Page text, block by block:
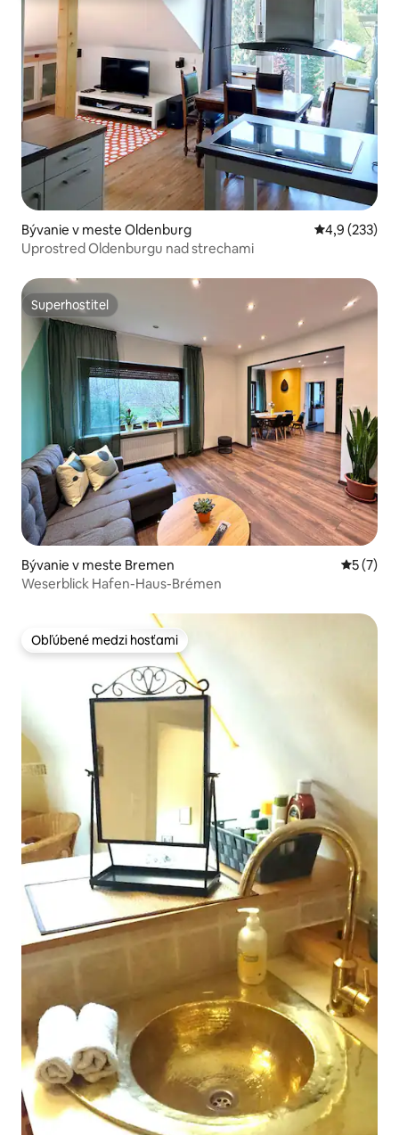
Bývanie v meste Oldenburg Priemerné
4,9 (233)
Uprostred Oldenburgu nad strechami
Superhostiteľ
Superhostiteľ
Bývanie v meste Bremen
5 (7)
Weserblick Hafen-Haus-Brémen
Obľúbené medzi hosťami
Obľúbené medzi hosťami